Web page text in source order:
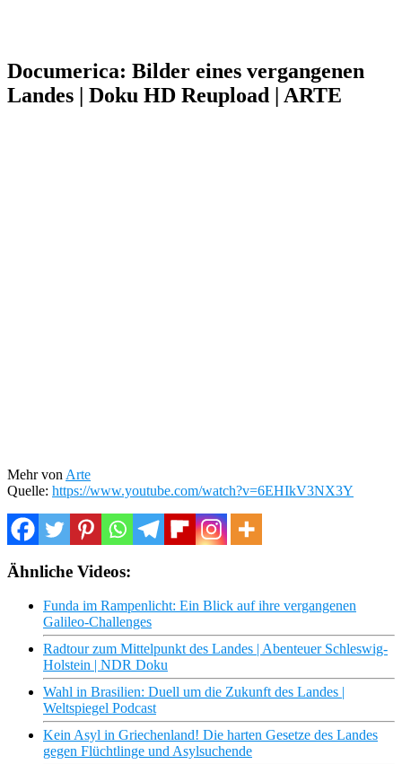
Documerica: Bilder eines vergangenen
Landes | Doku HD Reupload | ARTE
Mehr von Arte
Quelle: https://www.youtube.com/watch?v=6EHIkV3NX3Y
Ähnliche Videos:
Funda im Rampenlicht: Ein Blick auf ihre vergangenen
Galileo-Challenges
Radtour zum Mittelpunkt des Landes | Abenteuer Schleswig-
Holstein | NDR Doku
Wahl in Brasilien: Duell um die Zukunft des Landes |
Weltspiegel Podcast
Kein Asyl in Griechenland! Die harten Gesetze des Landes
gegen Flüchtlinge und Asylsuchende